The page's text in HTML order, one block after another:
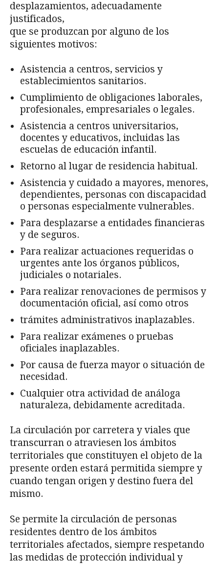
desplazamientos, adecuadamente
justificados,
que se produzcan por alguno de los
siguientes motivos:
Asistencia a centros, servicios y
establecimientos sanitarios.
Cumplimiento de obligaciones laborales,
profesionales, empresariales o legales.
Asistencia a centros universitarios,
docentes y educativos, incluidas las
escuelas de educación infantil.
Retorno al lugar de residencia habitual.
Asistencia y cuidado a mayores, menores,
dependientes, personas con discapaci­dad
o personas especialmente vulnerables.
Para desplazarse a entidades financieras
y de seguros.
Para realizar actuaciones requeridas o
urgentes ante los órganos públicos,
judicia­les o notariales.
Para realizar renovaciones de permisos y
documentación oficial, así como otros
trámites administrativos inaplazables.
Para realizar exámenes o pruebas
oficiales inaplazables.
Por causa de fuerza mayor o situación de
necesidad.
Cualquier otra actividad de análoga
naturaleza, debidamente acreditada.
La circulación por carretera y viales que
transcurran o atraviesen los ámbitos
territo­riales que constituyen el objeto de la
presente orden estará permitida siempre y
cuando ten­gan origen y destino fuera del
mismo.
Se permite la circulación de personas
residentes dentro de los ámbitos
territoriales afectados, siempre respetando
las medidas de protección individual y